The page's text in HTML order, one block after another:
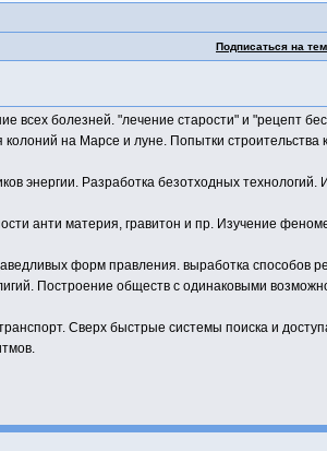
Подписаться на
всех болезней. "лечение старости" и "рецепт
на Марсе и луне. Попытки
энергии. Разработка безотходных технологий.
анти материя, гравитон и пр. Изучение
форм правления. выработка способов
Построение обществ с одинаковыми
Сверх быстрые системы поиска и